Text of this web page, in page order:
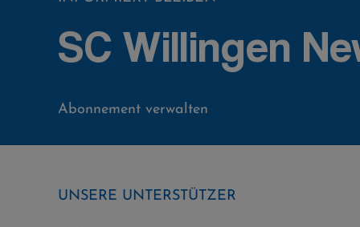
SC Willingen
Abonnement verwalten
UNSERE UNTERSTÜTZER